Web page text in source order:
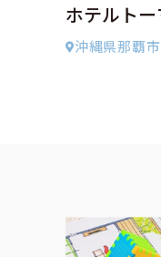
ホテルト
沖縄県那覇